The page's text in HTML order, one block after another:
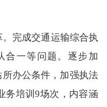
完成交通运输综合执
合一等问题。逐步加
办公条件，加强执法
务培训9场次，内容涵